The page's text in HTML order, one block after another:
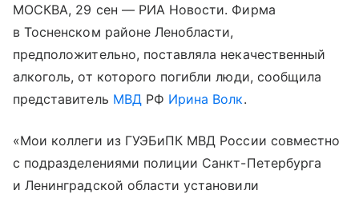
МОСКВА, 29 сен — РИА Новости. Фирма
в Тосненском районе Ленобласти,
предположительно, поставляла некачественный
алкоголь, от которого погибли люди, сообщила
представитель МВД РФ Ирина Волк.
«Мои коллеги из ГУЭБиПК МВД России совместно
с подразделениями полиции Санкт-Петербурга
и Ленинградской области установили